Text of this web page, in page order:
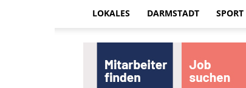
LOKALES DARMSTADT SPORT